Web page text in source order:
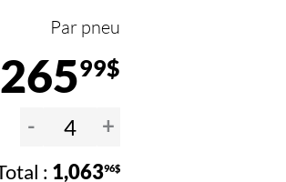
Par pneu
26599$
- +
1,06396$